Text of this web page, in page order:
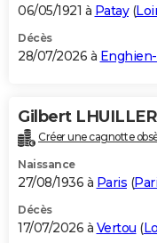
GUIDES D'ACHAT
BONS PLANS
Carte de Noël
Carte Bonne année
Carte Saint-Valentin
Carte Pâques
Carte d'anniversaire
DICTIONNAIRE
Dictionnaire
Biographies
Citations
Expressions
Proverbes
PROGRAMME TV
S'inscrire
Se connecter
Lycées
Collèges
Primaires
Universités
Entreprises
Service militaire
Avis de recherche
AVIS DE DÉCÈS
06/05/1921 à Patay(
Décès
28/07/2026 à
Gilbert
Créer une cagnotte
Naissance
27/08/1936 à Paris (
Décès
17/07/2026 à Vertou (